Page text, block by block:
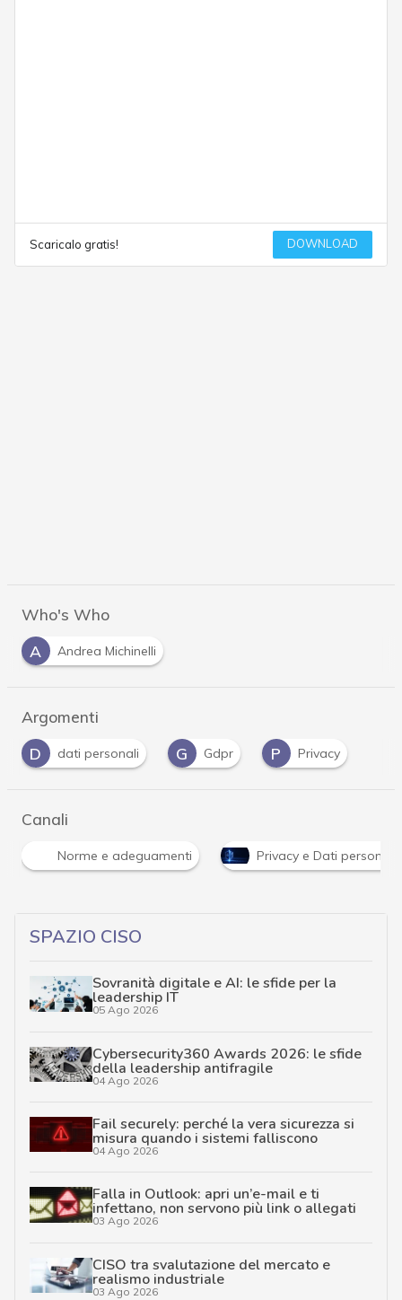
Scaricalo gratis! DOWNLOAD
Who's Who
A
Andrea Michinelli
Argomenti
D
dati personali G Gdpr P Privacy
Canali
Norme e adeguamenti Privacy e Dati personali
SPAZIO CISO
Sovranità digitale e AI: le sfide per la
leadership IT
05 Ago 2026
Cybersecurity360 Awards 2026: le sfide
della leadership antifragile
04 Ago 2026
Fail securely: perché la vera sicurezza si
misura quando i sistemi falliscono
04 Ago 2026
Falla in Outlook: apri un’e-mail e ti
infettano, non servono più link o allegati
03 Ago 2026
CISO tra svalutazione del mercato e
realismo industriale
03 Ago 2026